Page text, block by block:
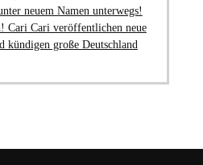
neuem Namen unterwegs!
Cari Cari veröffentlichen neue
kündigen große Deutschland